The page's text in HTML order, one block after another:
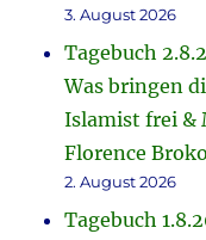
3. August 2026
Tagebuch
Was bringen
Islamist frei &
Florence
2. August 2026
Tagebuch